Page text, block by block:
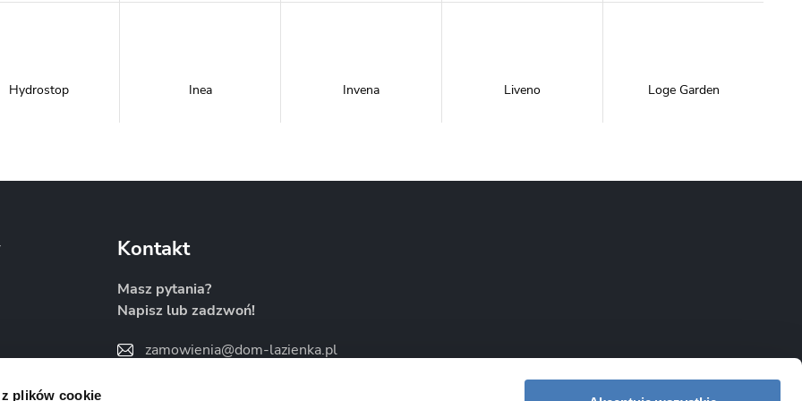
plików cookie
Hydrostop Inea Invena Liveno Loge Garden
Kontakt
Masz pytania?
Napisz lub zadzwoń!
zamowienia@dom-lazienka.pl